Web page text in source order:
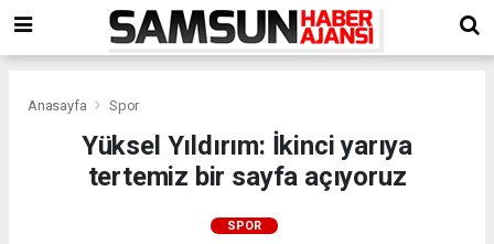
Anasayfa Spor
Yüksel Yıldırım: İkinci yarıya
tertemiz bir sayfa açıyoruz
SPOR